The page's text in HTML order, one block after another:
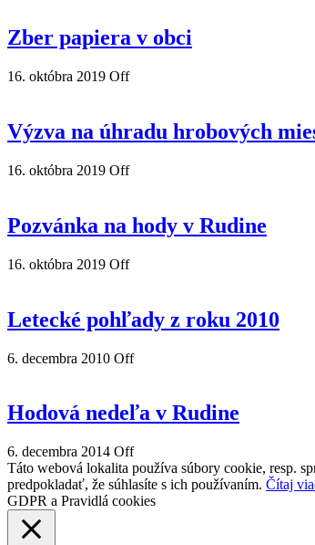
Zber papiera v obci
16. októbra 2019 Off
Výzva na úhradu hrobových
16. októbra 2019 Off
Pozvánka na hody v Rudine
16. októbra 2019 Off
Letecké pohľady z roku 2010
6. decembra 2010 Off
Hodová nedeľa v Rudine
6. decembra 2014 Off
Táto webová lokalita používa súbory cookie, resp.
predpokladať, že súhlasíte s ich používaním. Čítaj
GDPR a Pravidlá cookies